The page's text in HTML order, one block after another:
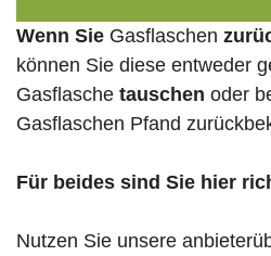
Wenn Sie Gasflaschen
können Sie diese entweder
Gasflasche tauschen oder
Gasflaschen Pfand
Für beides sind Sie hier
Nutzen Sie unsere